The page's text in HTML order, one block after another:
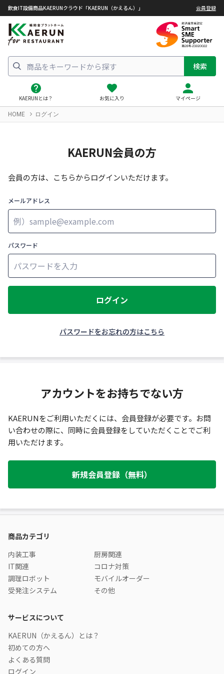
飲食IT設備商品KAERUNクラウド「KAERUN（かえるん）」 会員登録
検索
KAERUNとは？ お気に入り マイページ
HOME ログイン
KAERUN会員の方
会員の方は、こちらからログインいただけます。
メールアドレス
パスワード
ログイン
パスワードをお忘れの方はこちら
アカウントをお持ちでない方
KAERUNをご利用いただくには、会員登録が必要です。お問
い合わせの際に、同時に会員登録をしていただくことでご利
用いただけます。
新規会員登録（無料）
商品カテゴリ
内装工事
厨房関連
IT関連
コロナ対策
調理ロボット
モバイルオーダー
受発注システム
その他
サービスについて
KAERUN（かえるん）とは？
初めての方へ
よくある質問
ログイン